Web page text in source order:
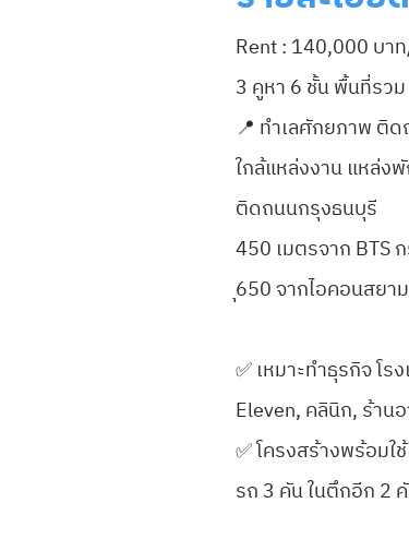
Rent : 140,000 บา
3 คูหา 6 ชั้น พื้นที่รว
📍 ทำเลศักยภาพ ติ
ใกล้แหล่งงาน แหล่ง
ติดถนนกรุงธนบุรี
450 เมตรจาก BTS
ุ650 จากไอคอนสยาม
✅ เหมาะทำธุรกิจ โ
Eleven, คลินิก, ร้าน
✅ โครงสร้างพร้อม
รถ 3 คัน ในตึกอีก 2